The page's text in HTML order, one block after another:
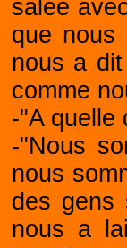
salée
que nous
nous a
comme
-"A quelle
-"Nous
nous
des gens
nous a